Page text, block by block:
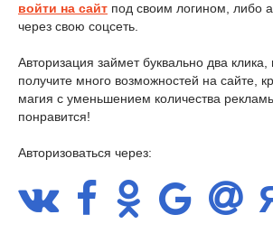
войти на сайт под своим логином, либо
через свою соцсеть.
Авторизация займет буквально два клика,
получите много возможностей на сайте,
магия с уменьшением количества
понравится!
Авторизоваться через: